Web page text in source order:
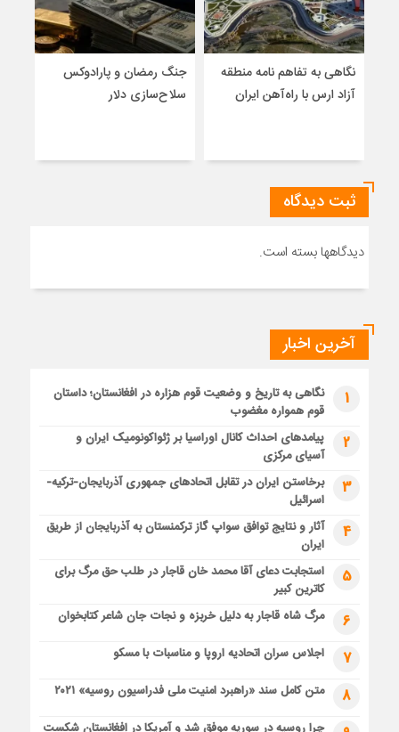
نگاهی به تفاهم نامه منطقه
آزاد ارس با راه‌آهن ایران
جنگ رمضان و پارادوکس
سلاح‌سازی دلار
ثبت دیدگاه
دیدگاهها بسته است.
آخرین اخبار
1
نگاهی به تاریخ و وضعیت قوم هزاره در افغانستان؛ داستان
قوم همواره مغضوب
2
پیامدهای احداث کانال اوراسیا بر ژئواکونومیک ایران و
آسیای مرکزی
3
برخاستن ایران در تقابل اتحادهای جمهوری آذربایجان-ترکیه-
اسرائیل
4
آثار و نتایج توافق سواپ گاز ترکمنستان به آذربایجان از طریق
ایران
5
استجابت دعای آقا محمد خان قاجار در طلب حق مرگ برای
کاترین کبیر
6 مرگ شاه قاجار به دلیل خربزه و نجات جان شاعر کتابخوان
7 اجلاس سران اتحادیه اروپا و مناسبات با مسکو
8 متن کامل سند «راهبرد امنیت ملی فدراسیون روسیه» ۲۰۲۱